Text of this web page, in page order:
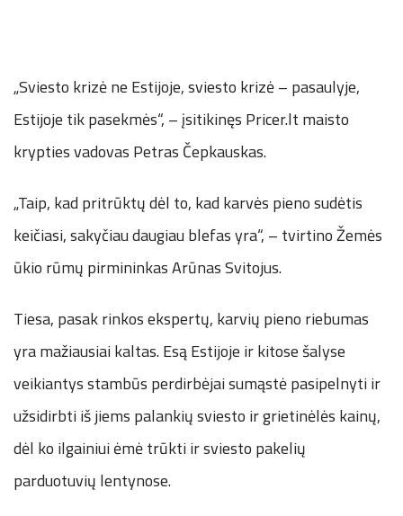
„Sviesto krizė ne Estijoje, sviesto krizė – pasaulyje,
Estijoje tik pasekmės“, – įsitikinęs Pricer.lt maisto
krypties vadovas Petras Čepkauskas.
„Taip, kad pritrūktų dėl to, kad karvės pieno sudėtis
keičiasi, sakyčiau daugiau blefas yra“, – tvirtino Žemės
ūkio rūmų pirmininkas Arūnas Svitojus.
Tiesa, pasak rinkos ekspertų, karvių pieno riebumas
yra mažiausiai kaltas. Esą Estijoje ir kitose šalyse
veikiantys stambūs perdirbėjai sumąstė pasipelnyti ir
užsidirbti iš jiems palankių sviesto ir grietinėlės kainų,
dėl ko ilgainiui ėmė trūkti ir sviesto pakelių
parduotuvių lentynose.